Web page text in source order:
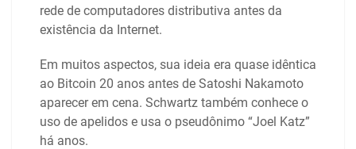
rede de computadores distributiva antes da
existência da Internet.
Em muitos aspectos, sua ideia era quase idêntica
ao Bitcoin 20 anos antes de Satoshi Nakamoto
aparecer em cena. Schwartz também conhece o
uso de apelidos e usa o pseudônimo “Joel Katz”
há anos.